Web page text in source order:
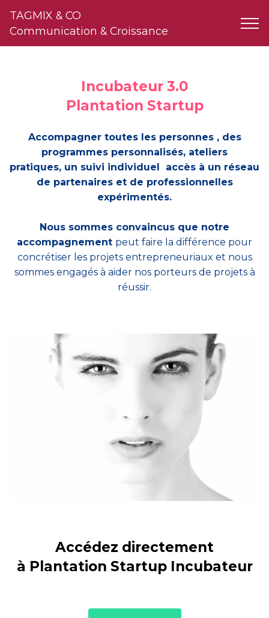
TAGMIX & CO
Communication & Croissance
Incubateur 3.0
Plantation Startup
Accompagner toutes les personnes , des
programmes personnalisés, ateliers
pratiques, un suivi individuel accès à un réseau
de partenaires et de professionnelles
expérimentés.
Nous sommes convaincus que notre
accompagnement peut faire la différence pour
concrétiser les projets entrepreneuriaux et nous
sommes engagés à aider nos porteurs de projets à
réussir.
Accédez directement
à Plantation Startup Incubateur